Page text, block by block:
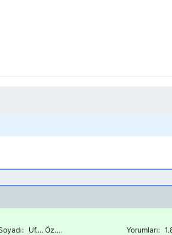
Uf.... Öz....
Yorumları: